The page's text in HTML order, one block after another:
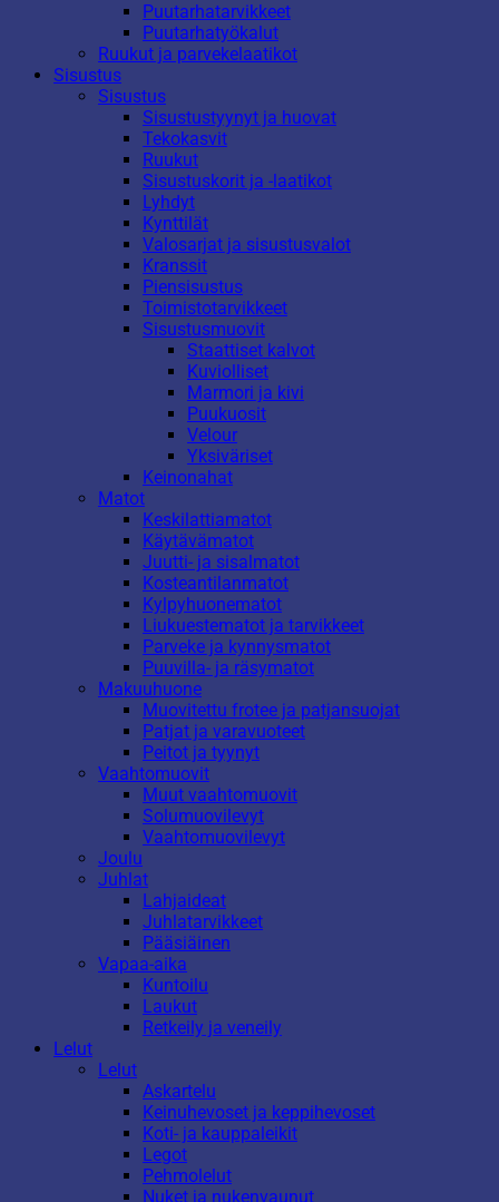
Puutarhatarvikkeet
Puutarhatyökalut
Ruukut ja parvekelaatikot
Sisustus
Sisustus
Sisustustyynyt ja huovat
Tekokasvit
Ruukut
Sisustuskorit ja -laatikot
Lyhdyt
Kynttilät
Valosarjat ja sisustusvalot
Kranssit
Piensisustus
Toimistotarvikkeet
Sisustusmuovit
Staattiset kalvot
Kuviolliset
Marmori ja kivi
Puukuosit
Velour
Yksiväriset
Keinonahat
Matot
Keskilattiamatot
Käytävämatot
Juutti- ja sisalmatot
Kosteantilanmatot
Kylpyhuonematot
Liukuestematot ja tarvikkeet
Parveke ja kynnysmatot
Puuvilla- ja räsymatot
Makuuhuone
Muovitettu frotee ja patjansuojat
Patjat ja varavuoteet
Peitot ja tyynyt
Vaahtomuovit
Muut vaahtomuovit
Solumuovilevyt
Vaahtomuovilevyt
Joulu
Juhlat
Lahjaideat
Juhlatarvikkeet
Pääsiäinen
Vapaa-aika
Kuntoilu
Laukut
Retkeily ja veneily
Lelut
Lelut
Askartelu
Keinuhevoset ja keppihevoset
Koti- ja kauppaleikit
Legot
Pehmolelut
Nuket ja nukenvaunut